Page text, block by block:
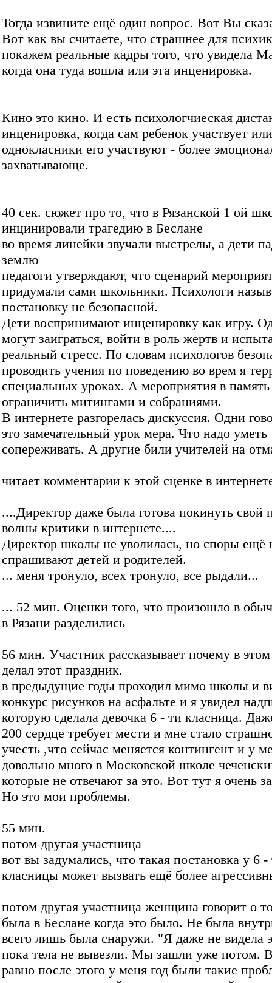
Тогда извините ещё один вопрос. Вот Вы
Вот как вы считаете, что страшнее для
покажем реальные кадры того, что увидела
когда она туда вошла или эта инценировка.
Кино это кино. И есть психологчиеская
инценировка, когда сам ребенок участвует
однокласники его участвуют - более
захватывающе.
40 сек. сюжет про то, что в Рязанской 1 ой
инцинировали трагедию в Беслане
во время линейки звучали выстрелы, а дети
землю
педагоги утверждают, что сценарий
придумали сами школьники. Психологи
постановку не безопасной.
Дети воспринимают инценировку как игру.
могут заиграться, войти в роль жертв и
реальный стресс. По словам психологов
проводить учения по поведению во врем я
специальных уроках. А мероприятия в
ограничить митингами и собраниями.
В интернете разгорелась дискуссия. Одни
это замечательный урок мера. Что надо уметь
сопереживать. А другие били учителей на
читает комментарии к этой сценке в
....Директор даже была готова покинуть свой
волны критики в интернете....
Директор школы не уволилась, но споры ещё
спрашивают детей и родителей.
... меня тронуло, всех тронуло, все рыдали...
... 52 мин. Оценки того, что произошло в
в Рязани разделились
56 мин. Участник рассказывает почему в этом
делал этот праздник.
в предыдущие годы проходил мимо школы и
конкурс рисунков на асфальте и я увидел
которую сделала девочка 6 - ти класница.
200 сердце требует мести и мне стало
учесть ,что сейчас меняется контингент и у
довольно много в Московской школе
которые не отвечают за это. Вот тут я очень
Но это мои проблемы.
55 мин.
потом другая участница
вот вы задумались, что такая постановка у 6 -
класницы может вызвать ещё более
потом другая участница женщина говорит о
была в Беслане когда это было. Не была
всего лишь была снаружи. "Я даже не видела
пока тела не вывезли. Мы зашли уже потом.
равно после этого у меня год были такие